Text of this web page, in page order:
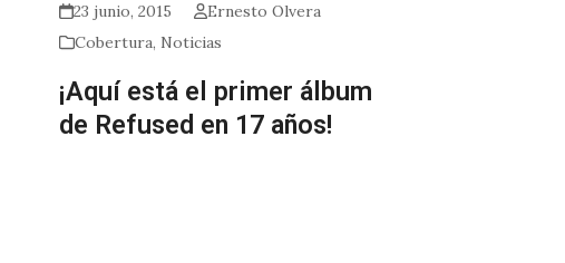
23 junio, 2015
Ernesto Olvera
Cobertura, Noticias
¡Aquí está el primer álbum
de Refused en 17 años!